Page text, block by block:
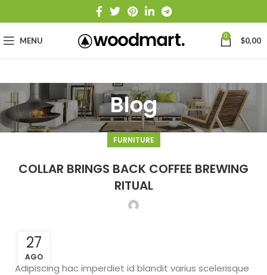
MENU 0 $0,00
Blog
FURNITURE
COLLAR BRINGS BACK COFFEE BREWING
RITUAL
27
AGO
Adipiscing hac imperdiet id blandit varius scelerisque